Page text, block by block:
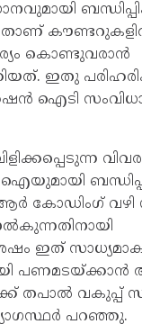
കൊണ്ടുവരാൻ
ഇതു
ഐടി
കോഡിംഗ് വഴി
ഇത്
പണമടയ്ക്കാൻ
തപാൽ വകുപ്പ്
പറഞ്ഞു.